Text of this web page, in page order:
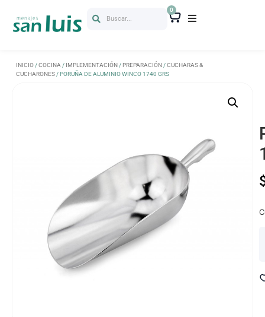
Buscar...
0
INICIO /COCINA / IMPLEMENTACIÓN /PREPARACIÓN /CUCHARAS &
CUCHARONES / PORUÑA DE ALUMINIO WINCO 1740 GRS